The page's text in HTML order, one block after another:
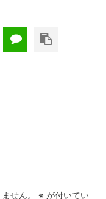
せん。 ※ が付いてい